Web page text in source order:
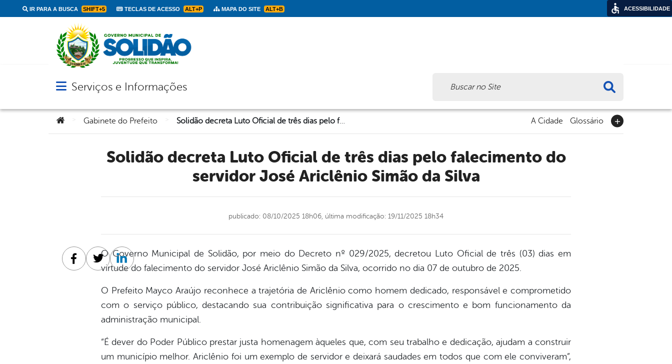
IR PARA A BUSCA SHIFT+5 TECLAS DE ACESSO ALT+P MAPA DO SITE ALT+B
Abrir menu principal de navegação
Serviços e Informações
Você está aqui:Gabinete do Prefeito Solidão decreta Luto Oficial de três dias pelo falecimento do servidor José Ariclênio Simão da Silva A Cidade Glossário
Solidão decreta Luto Oficial de três dias pelo falecimento do
servidor José Ariclênio Simão da Silva
publicado: 08/10/2025 18h06, última modificação: 19/11/2025 18h34
O Governo Municipal de Solidão, por meio do Decreto nº 029/2025, decretou Luto Oficial de três (03) dias em
virtude do falecimento do servidor José Ariclênio Simão da Silva, ocorrido no dia 07 de outubro de 2025.
O Prefeito Mayco Araújo reconhece a trajetória de Ariclênio como homem dedicado, responsável e comprometido
com o serviço público, destacando sua contribuição significativa para o crescimento e bom funcionamento da
administração municipal.
“É dever do Poder Público prestar justa homenagem àqueles que, com seu trabalho e dedicação, ajudam a construir
um município melhor. Ariclênio foi um exemplo de servidor e deixará saudades em todos que com ele conviveram”,
Facebook
TwitterLinkedin
ACESSIBILIDADE